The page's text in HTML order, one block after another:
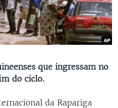
que ingressam no
do ciclo.
da Rapariga